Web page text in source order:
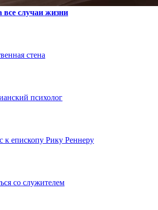
случаи жизни
стена
психолог
к епископу Рику Реннеру
со служителем